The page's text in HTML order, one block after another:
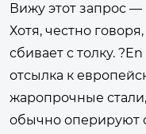
Вижу этот запрос —
Хотя, честно
сбивает с толку.
отсылка к
жаропрочные
обычно оперируют